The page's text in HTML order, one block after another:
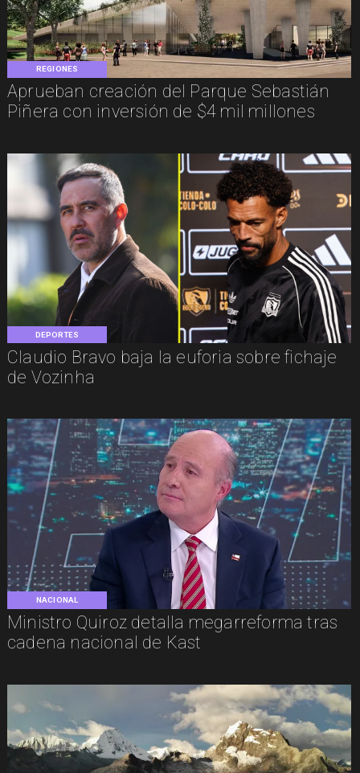
REGIONES
Aprueban creación del Parque Sebastián
Piñera con inversión de $4 mil millones
DEPORTES
Claudio Bravo baja la euforia sobre fichaje
de Vozinha
NACIONAL
Ministro Quiroz detalla megarreforma tras
cadena nacional de Kast